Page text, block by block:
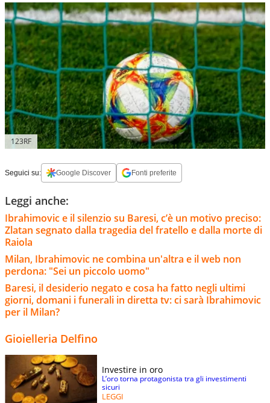
123RF
Seguici su: Google Discover Fonti preferite
Leggi anche:
Ibrahimovic e il silenzio su Baresi, c’è un motivo preciso:
Zlatan segnato dalla tragedia del fratello e dalla morte di
Raiola
Milan, Ibrahimovic ne combina un'altra e il web non
perdona: "Sei un piccolo uomo"
Baresi, il desiderio negato e cosa ha fatto negli ultimi
giorni, domani i funerali in diretta tv: ci sarà Ibrahimovic
per il Milan?
Gioielleria Delfino
Investire in oro
L’oro torna protagonista tra gli investimenti
sicuri
LEGGI